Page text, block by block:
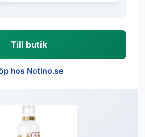
Till butik
hos Notino.se